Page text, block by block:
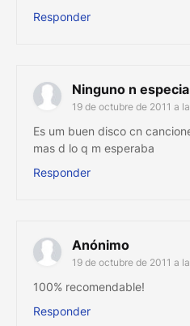
Responder
Ninguno n
19 de octubre de 2011 a
Es um buen disco cn
mas d lo q m esperaba
Responder
Anónimo
19 de octubre de 2011 a
100% recomendable!
Responder